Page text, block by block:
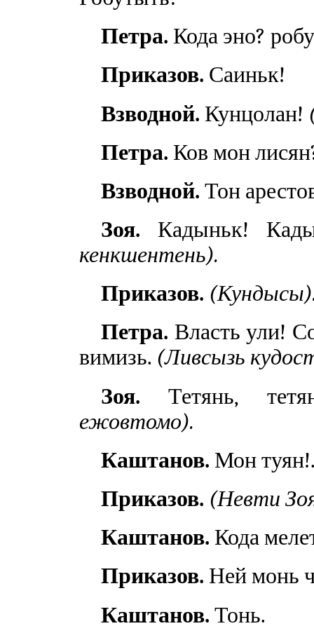
Петра. Кода эно?
Приказов. Саиньк!
Взводной. Кунцолан!
Петра. Ков мон
Взводной. Тон
Зоя. Кадыньк!
кенкшентень).
Приказов.
Петра. Власть ули!
вимизь. (Ливсызь
Зоя. Тетянь,
ежовтомо).
Каштанов. Мон
Приказов. (Невти
Каштанов. Кода
Приказов. Ней монь
Каштанов. Тонь.